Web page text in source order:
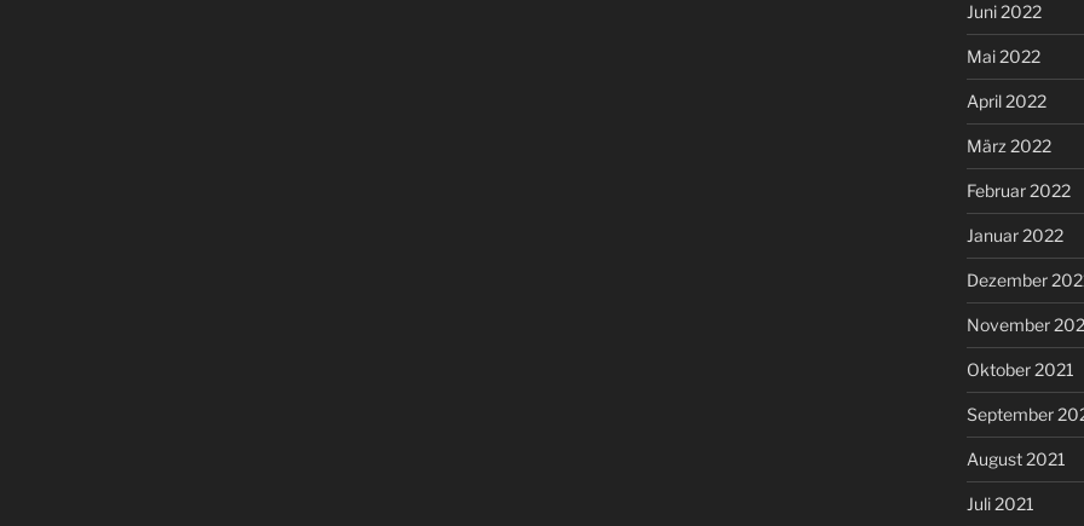
Juni 2022
Mai 2022
April 2022
März 2022
Februar 2022
Januar 2022
Dezember
November
Oktober 2021
September
August 2021
Juli 2021